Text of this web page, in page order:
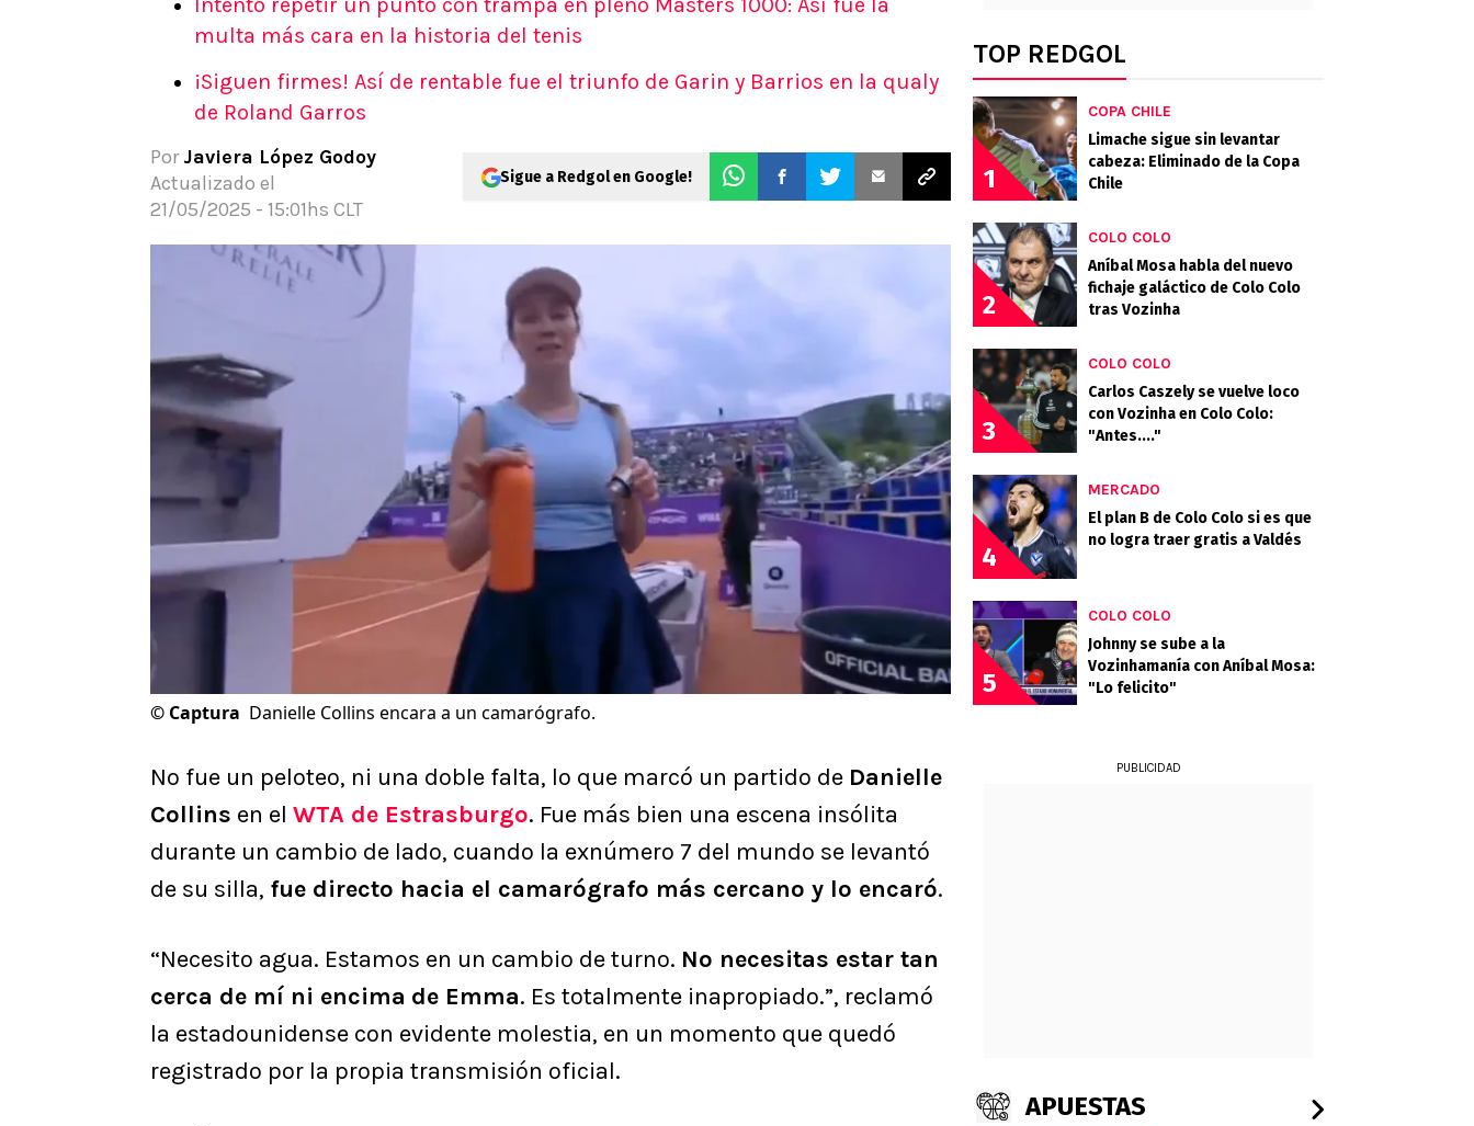
Pronósticos
Apuesta del día
multa más cara en la historia del tenis
¡Siguen firmes! Así de rentable fue el triunfo de Garin y Barrios en la qualy
de Roland Garros
Por Javiera López Godoy
Actualizado el
21/05/2025 - 15:01hs CLT
Sigue a Redgol en Google!
© Captura Danielle Collins encara a un camarógrafo.
No fue un peloteo, ni una doble falta, lo que marcó un partido de Danielle
Collins en el WTA de Estrasburgo. Fue más bien una escena insólita
durante un cambio de lado, cuando la exnúmero 7 del mundo se levantó
de su silla, fue directo hacia el camarógrafo más cercano y lo encaró.
“Necesito agua. Estamos en un cambio de turno. No necesitas estar tan
cerca de mí ni encima de Emma. Es totalmente inapropiado.”, reclamó
la estadounidense con evidente molestia, en un momento que quedó
registrado por la propia transmisión oficial.
TOP REDGOL
1
COPA CHILE
Limache sigue sin levantar
cabeza: Eliminado de la Copa
Chile
2
COLO COLO
Aníbal Mosa habla del nuevo
fichaje galáctico de Colo Colo
tras Vozinha
3
COLO COLO
Carlos Caszely se vuelve loco
con Vozinha en Colo Colo:
"Antes...."
4
MERCADO
El plan B de Colo Colo si es que
no logra traer gratis a Valdés
5
COLO COLO
Johnny se sube a la
Vozinhamanía con Aníbal Mosa:
"Lo felicito"
PUBLICIDAD
APUESTAS